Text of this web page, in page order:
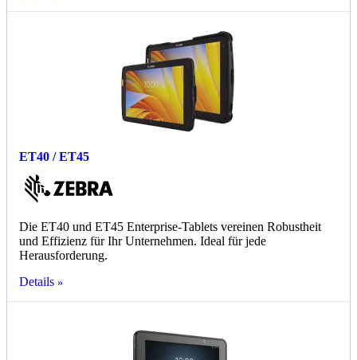
ET40 / ET45
Die ET40 und ET45 Enterprise-Tablets vereinen Robustheit
und Effizienz für Ihr Unternehmen. Ideal für jede
Herausforderung.
Details